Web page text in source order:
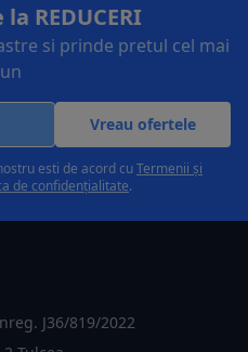
REDUCERI
si prinde pretul cel mai
Vreau ofertele
esti de acord cuTermenii și
de confidențialitate.
J36/819/2022